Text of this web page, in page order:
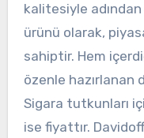
kalitesiyle
ürünü olarak,
sahiptir. Hem
özenle hazırlanan
Sigara tutkunları
ise fiyattır.